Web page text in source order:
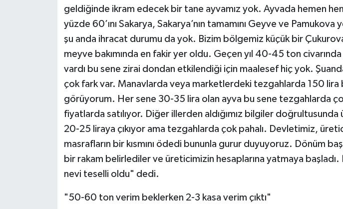
geldiğinde ikram edecek bir tane ayvamız yok. Ayvada hemen
yüzde 60’ını Sakarya, Sakarya’nın tamamını Geyve ve
şu anda ihracat durumu da yok. Bizim bölgemiz küçük bir
meyve bakımında en fakir yer oldu. Geçen yıl 40-45 ton
vardı bu sene zirai dondan etkilendiği için maalesef hiç yok.
çok fark var. Manavlarda veya marketlerdeki tezgahlarda 150 lira
görüyorum. Her sene 30-35 lira olan ayva bu sene tezgahlarda
fiyatlarda satılıyor. Diğer illerden aldığımız bilgiler
20-25 liraya çıkıyor ama tezgahlarda çok pahalı. Devletimiz,
masrafların bir kısmını ödedi bununla gurur duyuyoruz. Dönüm
bir rakam belirlediler ve üreticimizin hesaplarına yatmaya
nevi teselli oldu" dedi.
"50-60 ton verim beklerken 2-3 kasa verim çıktı"